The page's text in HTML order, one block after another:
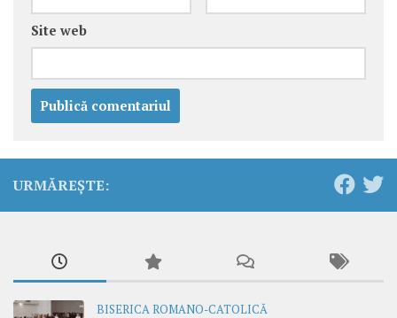
Site web
URMĂREȘTE:
BISERICA ROMANO-CATOLICĂ